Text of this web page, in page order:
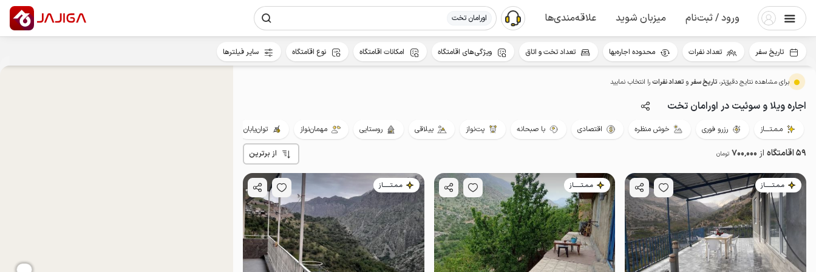
ورود / ثبت‌نام میزبان شوید علاقه‌مندی‌ها اورامان تخت
برای مشاهده نتایج دقیق‌تر، تاریخ سفرو تعداد نفراترا انتخاب نمایید
اجاره ویلا و سوئیت در اورامان تخت
مـمـتــــاز رزرو فوری خوش منظره اقتصادی با صبحانه پت‌نواز ییلاقی روستایی مهمان‌نواز توان‌یابان
59 اقامتگاه از 700٬000 تومان از برترین
مـمـتــــــاز مـمـتــــــاز مـمـتــــــاز
تاریخ سفر تعداد نفرات محدوده اجاره‌بها تعداد تخت و اتاق ویژگی‌های اقامتگاه امکانات اقامتگاه نوع اقامتگاه سایر فیلترها